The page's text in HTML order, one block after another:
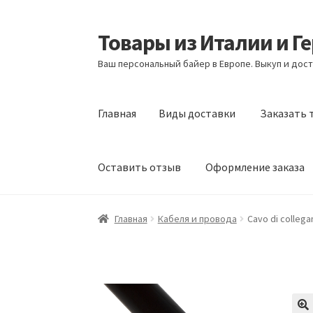
Перейти
к
навигации
Перейти
к
содержимому
Товары из Италии и
Ваш персональный байер в Европе. Выкуп и
Главная Виды доставки Заказать
Оставить отзыв Оформление заказа
Главная Виды доставки Заказать товары
Главная Кабеля и провода Cavo di